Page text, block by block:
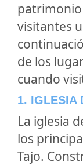
visitantes
de los
cuando
1. IGLESIA
La iglesia
los
Tajo.